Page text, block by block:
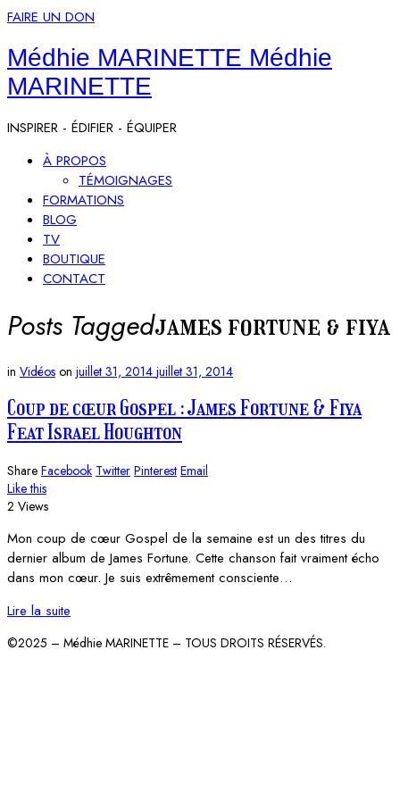
FAIRE UN DON
Médhie MARINETTE Médhie
MARINETTE
INSPIRER - ÉDIFIER - ÉQUIPER
À PROPOS
TÉMOIGNAGES
FORMATIONS
BLOG
TV
BOUTIQUE
CONTACT
Posts Taggedjames fortune & fiya
in Vidéos on juillet 31, 2014 juillet 31, 2014
Coup de cœur Gospel : James Fortune & Fiya
Feat Israel Houghton
Share Facebook Twitter Pinterest Email
Like this
2 Views
Mon coup de cœur Gospel de la semaine est un des titres du
dernier album de James Fortune. Cette chanson fait vraiment écho
dans mon cœur. Je suis extrêmement consciente…
Lire la suite
©2025 – Médhie MARINETTE – TOUS DROITS RÉSERVÉS.